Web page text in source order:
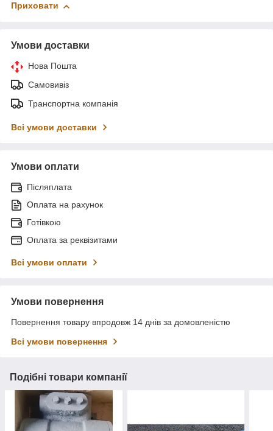
Приховати
Умови доставки
Нова Пошта
Самовивіз
Транспортна компанія
Всі умови доставки
Умови оплати
Післяплата
Оплата на рахунок
Готівкою
Оплата за реквізитами
Всі умови оплати
Умови повернення
Повернення товару впродовж 14 днів за домовленістю
Всі умови повернення
Подібні товари компанії